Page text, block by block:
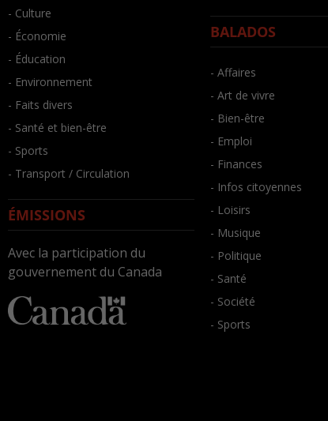
- Culture
- Économie
- Éducation
- Environnement
- Faits divers
- Santé et bien-être
- Sports
- Transport / Circulation
ÉMISSIONS
Avec la participation du
gouvernement du Canada
BALADOS
- Affaires
- Art de vivre
- Bien-être
- Emploi
- Finances
- Infos citoyennes
- Loisirs
- Musique
- Politique
- Santé
- Société
- Sports